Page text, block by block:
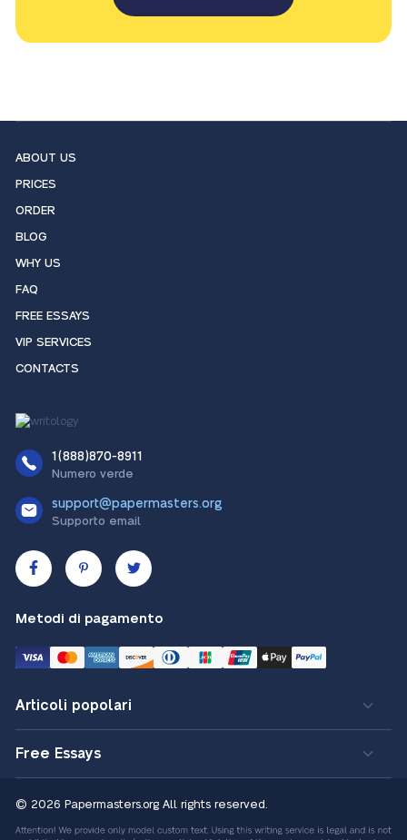
ABOUT US
PRICES
ORDER
BLOG
WHY US
FAQ
FREE ESSAYS
VIP SERVICES
CONTACTS
1(888)870-8911
Numero verde
support@papermasters.org
Supporto email
Metodi di pagamento
Articoli popolari
Free Essays
© 2026 Papermasters.org All rights reserved.